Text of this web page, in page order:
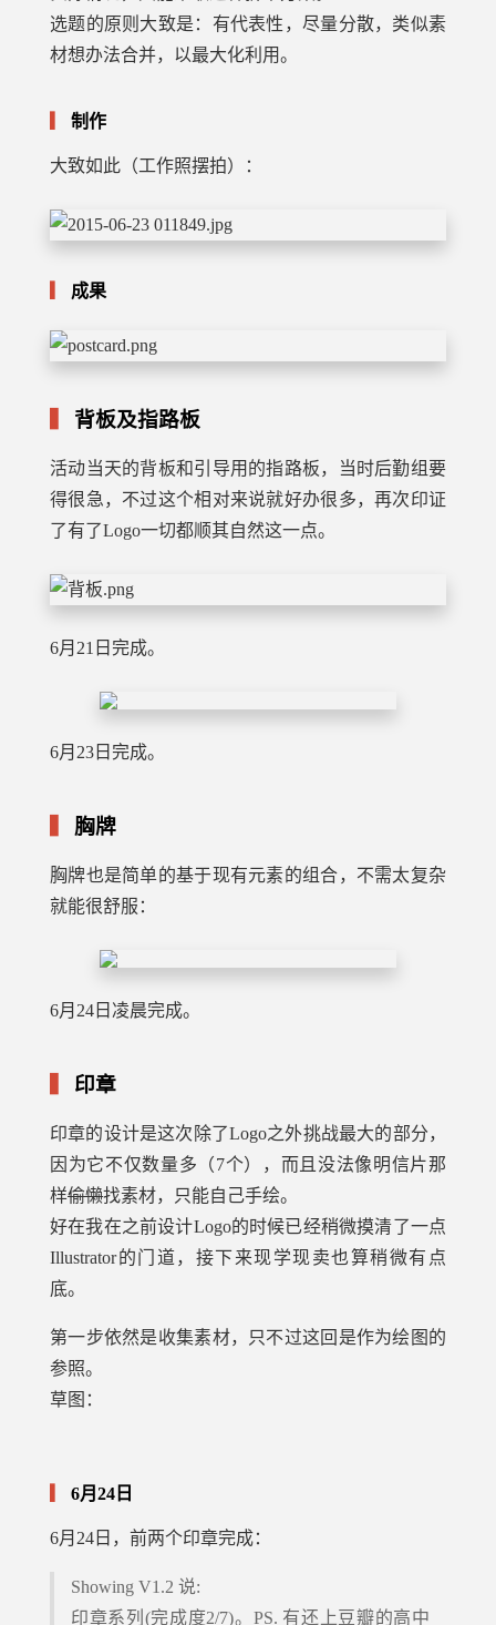
选题的原则大致是：有代表性，尽量分散，类似素
材想办法合并，以最大化利用。
制作
大致如此（工作照摆拍）：
成果
背板及指路板
活动当天的背板和引导用的指路板，当时后勤组要
得很急，不过这个相对来说就好办很多，再次印证
了有了Logo一切都顺其自然这一点。
6月21日完成。
6月23日完成。
胸牌
胸牌也是简单的基于现有元素的组合，不需太复杂
就能很舒服：
6月24日凌晨完成。
印章
印章的设计是这次除了Logo之外挑战最大的部分，
因为它不仅数量多（7个），而且没法像明信片那
样偷懒找素材，只能自己手绘。
好在我在之前设计Logo的时候已经稍微摸清了一点
Illustrator的门道，接下来现学现卖也算稍微有点
底。
第一步依然是收集素材，只不过这回是作为绘图的
参照。
草图：
6月24日
6月24日，前两个印章完成：
Showing V1.2 说:
印章系列(完成度2/7)。PS. 有还上豆瓣的高中